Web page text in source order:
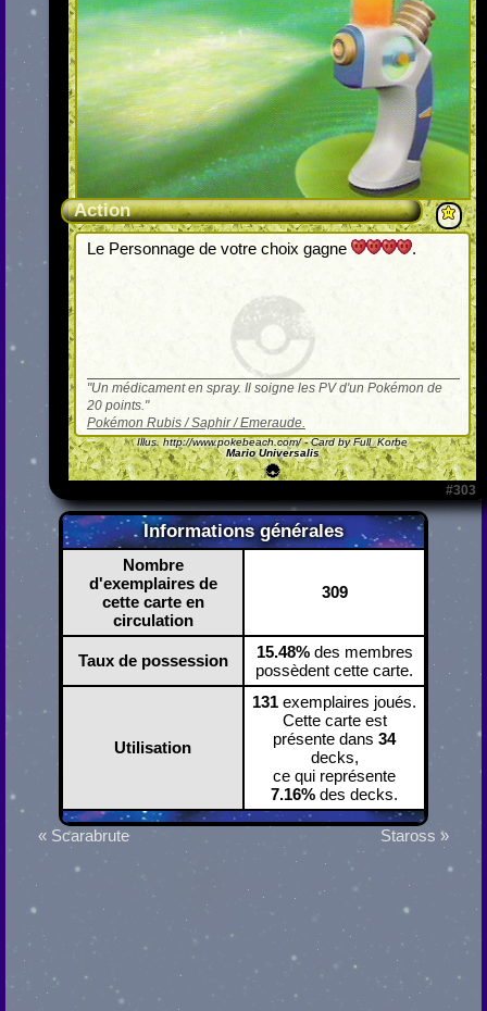
#303
Action
Le Personnage de votre choix gagne .
Un médicament en spray. Il soigne les PV d'un Pokémon de
20 points.
Pokémon Rubis / Saphir / Emeraude.
Illus.http://www.pokebeach.com/- Card by Full_Korbe
Mario Universalis
Informations générales
Nombre
d'exemplaires de
cette carte en
circulation
309
Taux de possession 15.48%des membres
possèdent cette carte.
Utilisation
131 exemplaires joués.
Cette carte est
présente dans 34
decks,
ce qui représente
7.16% des decks.
« Scarabrute Staross »